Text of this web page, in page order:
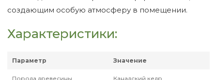
создающим особую атмосферу в помещении.
Характеристики:
Параметр Значение
Порода древесины Канадский кедр